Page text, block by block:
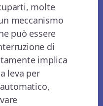
molte
meccanismo
può essere
di
implica
leva per